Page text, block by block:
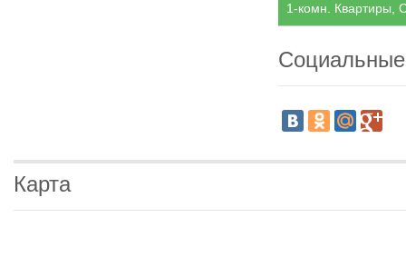
1-комн. Квартиры,
Карта